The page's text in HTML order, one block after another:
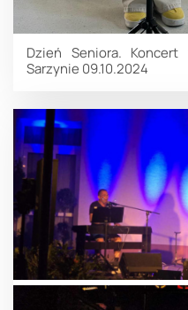
Dzień Seniora.
Sarzynie 09.10.2024